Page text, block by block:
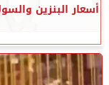
أسعار البنزين